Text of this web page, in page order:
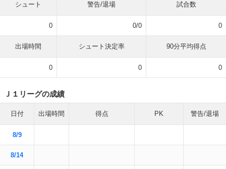
シュート 警告/退場 試合数
0 0/0 0
出場時間 シュート決定率 90分平均得点
0 0 0
Ｊ１リーグの成績
日付 出場時間 得点 PK 警告/退場
8/9
8/14